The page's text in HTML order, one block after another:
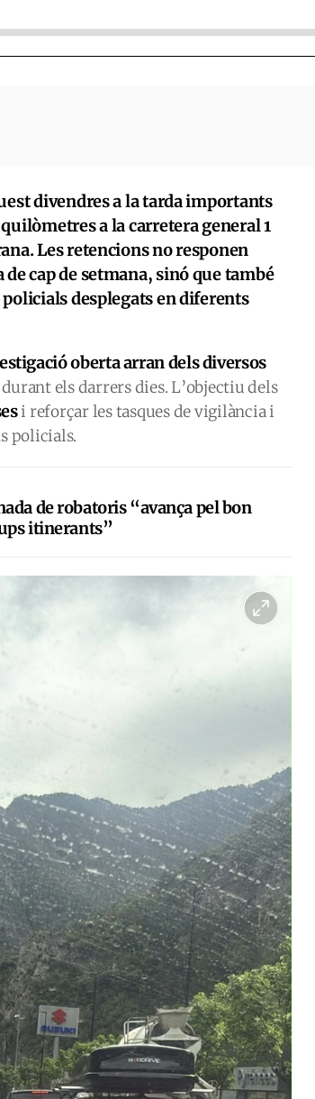
divendres a la tarda importants
a la carretera general 1
Les retencions no responen
cap de setmana, sinó que també
desplegats en diferents
oberta arran dels diversos
els darrers dies. L’objectiu dels
i reforçar les tasques de vigilància i
policials.
de robatoris “avança pel bon
itinerants”